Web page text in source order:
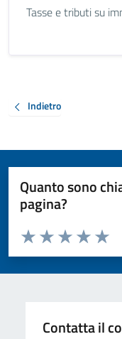
Tasse e tributi su
Indietro
Quanto sono
pagina?
Valuta da 1 a 5 stelle la
Valuta 4
Valuta 3
Valuta 2 stelle
Valuta 1 stelle su 5
Contatta il